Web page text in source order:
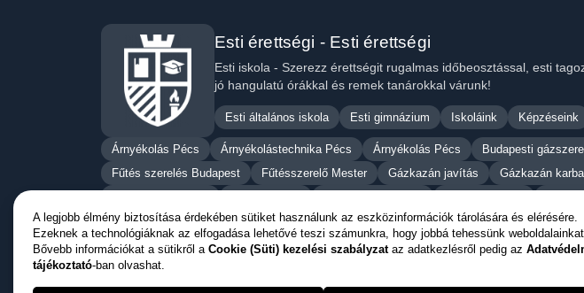
Esti érettségi - Esti érettségi
Esti iskola - Szerezz érettségit rugalmas időbeosztással, esti
jó hangulatú órákkal és remek tanárokkal várunk!
Esti általános iskola Esti gimnázium Iskoláink Képzéseink
Árnyékolás Pécs Árnyékolástechnika Pécs Árnyékolás Pécs Budapesti
Fűtés szerelés Budapest
Fűtésszerelő Mester Gázkazán javítás Gázkazán
Klíma javítás Budapest
Klímaszerelés Budapesten Napellenző javítás
Penészmentesítés Budapest
Prémium redőny Redőny árak Redőny javítás
Szúnyogháló árak
A legjobb élmény biztosítása érdekében sütiket használunk az eszközinformációk tárolására és elérésére.
Ezeknek a technológiáknak az elfogadása lehetővé teszi számunkra, hogy jobbá tehessünk
Bővebb információkat a sütikről a Cookie (Süti) kezelési szabályzataz adatkezlésről pedig az
tájékoztató-ban olvashat.